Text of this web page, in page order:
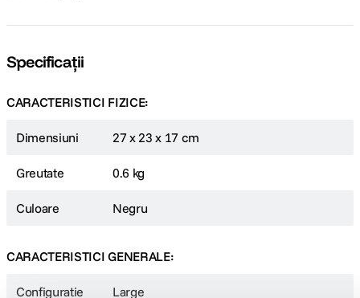
Specificații
CARACTERISTICI FIZICE:
Dimensiuni 27 x 23 x 17 cm
Greutate 0.6 kg
Culoare Negru
CARACTERISTICI GENERALE:
Configuratie Large